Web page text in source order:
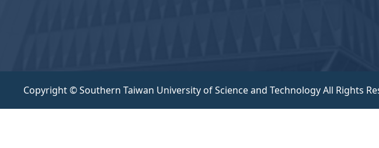
Copyright © Southern Taiwan University of Science and Technology All Rights